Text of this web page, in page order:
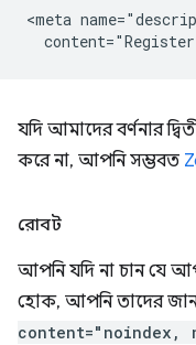
<meta
যদি আমাদের বর্ণনার
করে না, আপনি সম্ভবত
রোবট
আপনি যদি না চান যে
হোক, আপনি তাদের